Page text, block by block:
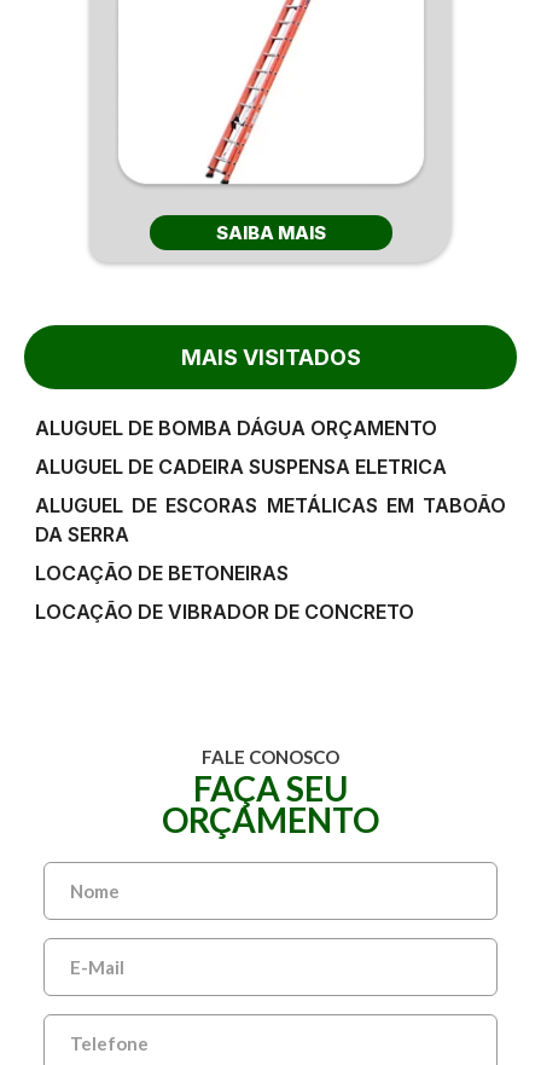
SAIBA MAIS
MAIS VISITADOS
ALUGUEL DE BOMBA DÁGUA ORÇAMENTO
ALUGUEL DE CADEIRA SUSPENSA ELETRICA
ALUGUEL DE ESCORAS METÁLICAS EM TABOÃO
DA SERRA
LOCAÇÃO DE BETONEIRAS
LOCAÇÃO DE VIBRADOR DE CONCRETO
FALE CONOSCO
FAÇA SEU
ORÇAMENTO